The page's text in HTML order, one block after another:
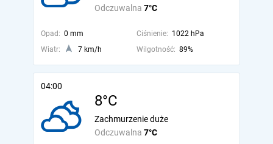
Odczuwalna 7°C
Opad: 0 mm Ciśnienie: 1022 hPa
Wiatr:
7 km/h Wilgotność: 89%
04:00
8°C
Odczuwalna 7°C
Zachmurzenie duże